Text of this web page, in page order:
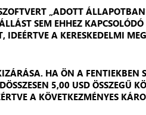
„ADOTT
SEM EHHEZ
A KERESKEDELMI
HA ÖN A FENTIEKBEN
5,00 USD ÖSSZEGŰ
A KÖVETKEZMÉNYES